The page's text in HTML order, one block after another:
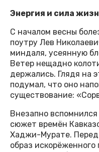
Энергия и сила
С началом весны
поутру Лев
миндаля, усеянную
Ветер нещадно
держались. Глядя на
подумал, что оно
существование:
Внезапно
сюжет времён
Хаджи-Мурате. Перед
образ искорёженного